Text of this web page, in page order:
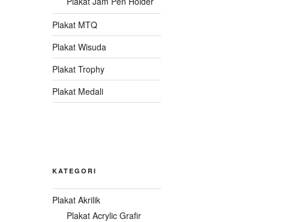
Plakat MTQ
Plakat Wisuda
Plakat Trophy
Plakat Medali
KATEGORI
Plakat Akrilik
Plakat Acrylic Grafir